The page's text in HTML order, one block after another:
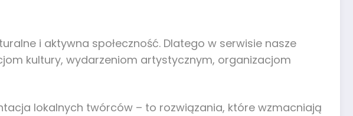
i aktywna społeczność. Dlatego w serwisie nasze
kultury, wydarzeniom artystycznym, organizacjom
lokalnych twórców – to rozwiązania, które wzmacniają